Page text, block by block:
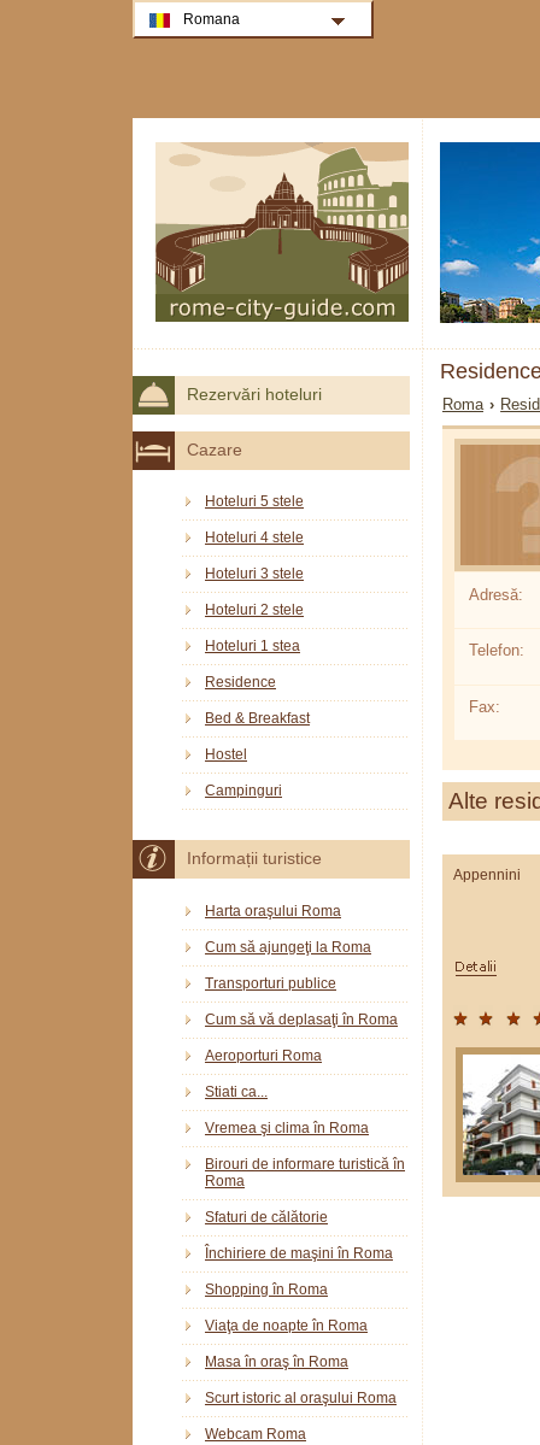
Roma ›
Adresă:
Telefon:
Fax:
Alte
Appennini
Rezervări hoteluri
Cazare
Hoteluri 5 stele
Hoteluri 4 stele
Hoteluri 3 stele
Hoteluri 2 stele
Hoteluri 1 stea
Residence
Bed & Breakfast
Hostel
Campinguri
Informații turistice
Harta oraşului Roma
Cum să ajungeţi la Roma
Transporturi publice
Cum să vă deplasaţi în Roma
Aeroporturi Roma
Stiati ca...
Vremea şi clima în Roma
Birouri de informare turistică în
Roma
Sfaturi de călătorie
Închiriere de maşini în Roma
Shopping în Roma
Viaţa de noapte în Roma
Masa în oraş în Roma
Scurt istoric al oraşului Roma
Webcam Roma
Romana